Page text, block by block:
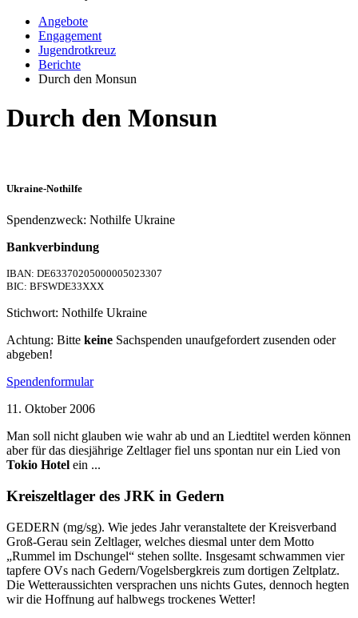
Angebote
Engagement
Jugendrotkreuz
Berichte
Durch den Monsun
Durch den Monsun
Ukraine-Nothilfe
Spendenzweck: Nothilfe Ukraine
Bankverbindung
IBAN: DE63370205000005023307
BIC: BFSWDE33XXX
Stichwort: Nothilfe Ukraine
Achtung: Bitte keine Sachspenden unaufgefordert zusenden oder
abgeben!
Spendenformular
11. Oktober 2006
Man soll nicht glauben wie wahr ab und an Liedtitel werden können
aber für das diesjährige Zeltlager fiel uns spontan nur ein Lied von
Tokio Hotel ein ...
Kreiszeltlager des JRK in Gedern
GEDERN (mg/sg). Wie jedes Jahr veranstaltete der Kreisverband
Groß-Gerau sein Zeltlager, welches diesmal unter dem Motto
„Rummel im Dschungel“ stehen sollte. Insgesamt schwammen vier
tapfere OVs nach Gedern/Vogelsbergkreis zum dortigen Zeltplatz.
Die Wetteraussichten versprachen uns nichts Gutes, dennoch hegten
wir die Hoffnung auf halbwegs trockenes Wetter!